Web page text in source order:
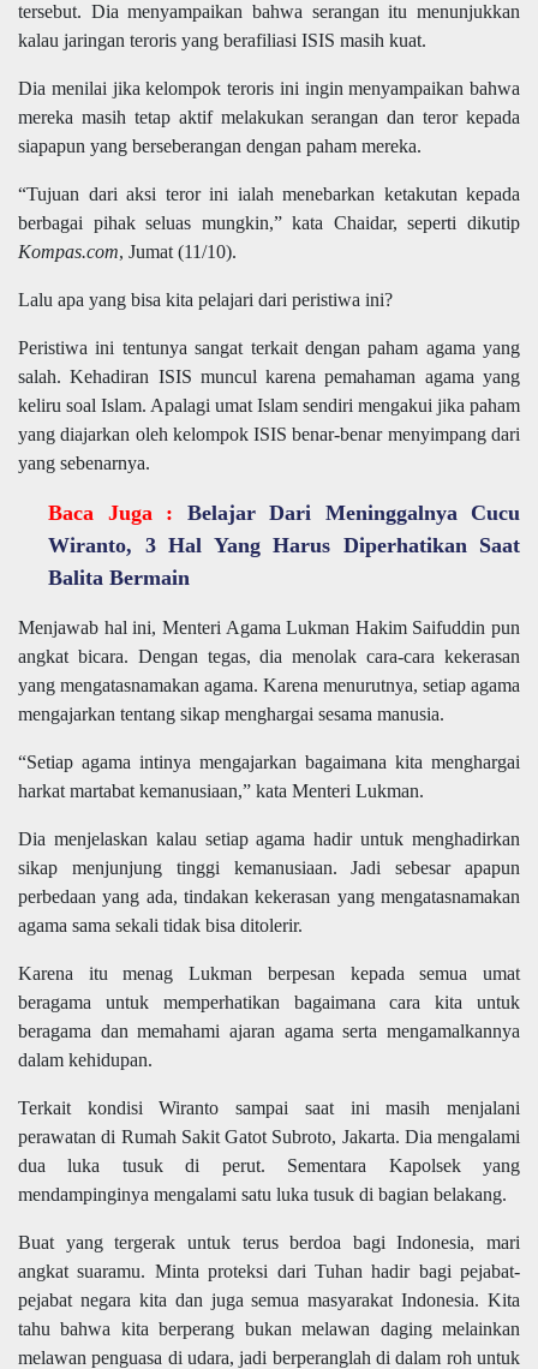
tersebut. Dia menyampaikan bahwa serangan itu menunjukkan
kalau jaringan teroris yang berafiliasi ISIS masih kuat.
Dia menilai jika kelompok teroris ini ingin menyampaikan bahwa
mereka masih tetap aktif melakukan serangan dan teror kepada
siapapun yang berseberangan dengan paham mereka.
“Tujuan dari aksi teror ini ialah menebarkan ketakutan kepada
berbagai pihak seluas mungkin,” kata Chaidar, seperti dikutip
Kompas.com, Jumat (11/10).
Lalu apa yang bisa kita pelajari dari peristiwa ini?
Peristiwa ini tentunya sangat terkait dengan paham agama yang
salah. Kehadiran ISIS muncul karena pemahaman agama yang
keliru soal Islam. Apalagi umat Islam sendiri mengakui jika paham
yang diajarkan oleh kelompok ISIS benar-benar menyimpang dari
yang sebenarnya.
Baca Juga : Belajar Dari Meninggalnya Cucu
Wiranto, 3 Hal Yang Harus Diperhatikan Saat
Balita Bermain
Menjawab hal ini, Menteri Agama Lukman Hakim Saifuddin pun
angkat bicara. Dengan tegas, dia menolak cara-cara kekerasan
yang mengatasnamakan agama. Karena menurutnya, setiap agama
mengajarkan tentang sikap menghargai sesama manusia.
“Setiap agama intinya mengajarkan bagaimana kita menghargai
harkat martabat kemanusiaan,” kata Menteri Lukman.
Dia menjelaskan kalau setiap agama hadir untuk menghadirkan
sikap menjunjung tinggi kemanusiaan. Jadi sebesar apapun
perbedaan yang ada, tindakan kekerasan yang mengatasnamakan
agama sama sekali tidak bisa ditolerir.
Karena itu menag Lukman berpesan kepada semua umat
beragama untuk memperhatikan bagaimana cara kita untuk
beragama dan memahami ajaran agama serta mengamalkannya
dalam kehidupan.
Terkait kondisi Wiranto sampai saat ini masih menjalani
perawatan di Rumah Sakit Gatot Subroto, Jakarta. Dia mengalami
dua luka tusuk di perut. Sementara Kapolsek yang
mendampinginya mengalami satu luka tusuk di bagian belakang.
Buat yang tergerak untuk terus berdoa bagi Indonesia, mari
angkat suaramu. Minta proteksi dari Tuhan hadir bagi pejabat-
pejabat negara kita dan juga semua masyarakat Indonesia. Kita
tahu bahwa kita berperang bukan melawan daging melainkan
melawan penguasa di udara, jadi berperanglah di dalam roh untuk